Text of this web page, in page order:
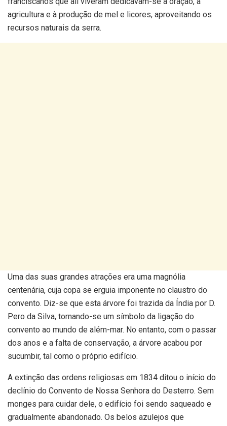
agricultura e à produção de mel e licores, aproveitando os
recursos naturais da serra.
Uma das suas grandes atrações era uma magnólia
centenária, cuja copa se erguia imponente no claustro do
convento. Diz-se que esta árvore foi trazida da Índia por D.
Pero da Silva, tornando-se um símbolo da ligação do
convento ao mundo de além-mar. No entanto, com o passar
dos anos e a falta de conservação, a árvore acabou por
sucumbir, tal como o próprio edifício.
A extinção das ordens religiosas em 1834 ditou o início do
declínio do Convento de Nossa Senhora do Desterro. Sem
monges para cuidar dele, o edifício foi sendo saqueado e
gradualmente abandonado. Os belos azulejos que